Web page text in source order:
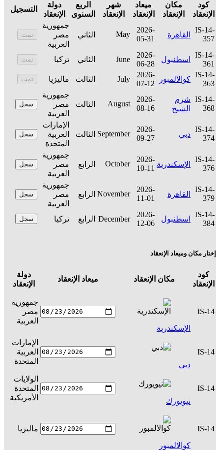
كود
الإنعقاد
مكان
الإنعقاد
ميعاد
الإنعقاد
شهر
الإنعقاد
الربع
السنوى
دولة
الإنعقاد
التسجيل
IS-14-
357
القاهرة
2026-
05-31
May الثاني
جمهورية
مصر
العربية
تمت
IS-14-
361
اسطنبول
2026-
06-28
June الثاني تركيا تمت
IS-14-
363
كوالالمبور
2026-
07-12
July الثالث ماليزيا تمت
IS-14-
368
شرم
الشيخ
2026-
08-16
August الثالث
جمهورية
مصر
العربية
سجل
IS-14-
374
دبي
2026-
09-27
September الثالث
الإمارات
العربية
المتحدة
سجل
IS-14-
376
الإسكندرية
2026-
10-11
October الرابع
جمهورية
مصر
العربية
سجل
IS-14-
379
القاهرة
2026-
11-01
November الرابع
جمهورية
مصر
العربية
سجل
IS-14-
384
اسطنبول
2026-
12-06
December الرابع تركيا سجل
إختار مكان وميعاد الإنعقاد
كود
الإنعقاد
مكان الإنعقاد ميعاد الإنعقاد
دولة
الإنعقاد
IS-14
الإسكندرية
جمهورية
مصر
العربية
IS-14
دبي
الإمارات
العربية
المتحدة
IS-14
نيويورك
الولايات
المتحدة
الأمريكية
IS-14
كوالالمبور
ماليزيا